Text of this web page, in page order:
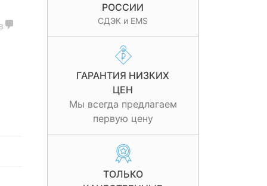
РОССИИ
СДЭК и EMS
ГАРАНТИЯ НИЗКИХ
ЦЕН
Мы всегда предлагаем
первую цену
ТОЛЬКО